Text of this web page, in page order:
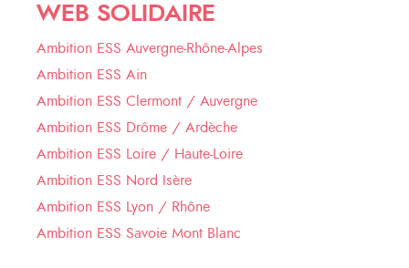
WEB SOLIDAIRE
Ambition ESS Auvergne-Rhône-Alpes
Ambition ESS Ain
Ambition ESS Clermont / Auvergne
Ambition ESS Drôme / Ardèche
Ambition ESS Loire / Haute-Loire
Ambition ESS Nord Isère
Ambition ESS Lyon / Rhône
Ambition ESS Savoie Mont Blanc